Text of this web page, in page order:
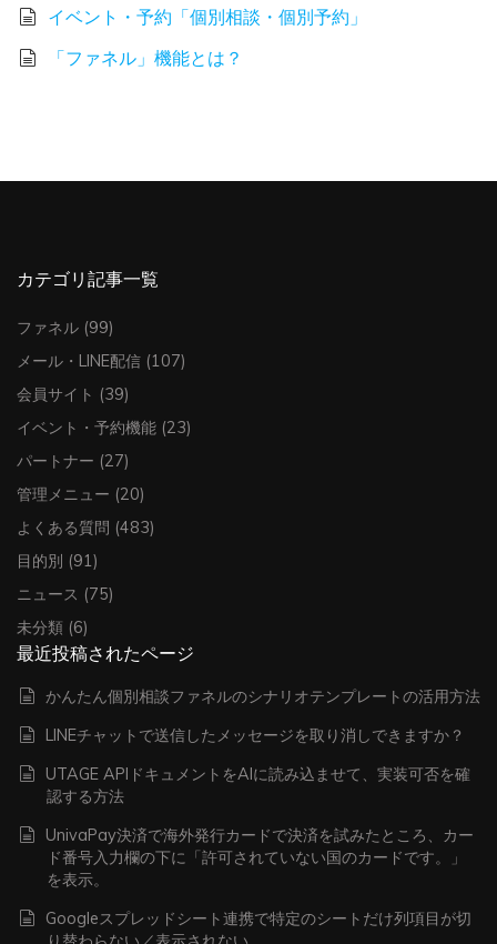
イベント・予約「個別相談・個別予約」
「ファネル」機能とは？
カテゴリ記事一覧
ファネル (99)
メール・LINE配信 (107)
会員サイト (39)
イベント・予約機能 (23)
パートナー (27)
管理メニュー (20)
よくある質問 (483)
目的別 (91)
ニュース (75)
未分類 (6)
最近投稿されたページ
かんたん個別相談ファネルのシナリオテンプレートの活用方法
LINEチャットで送信したメッセージを取り消しできますか？
UTAGE APIドキュメントをAIに読み込ませて、実装可否を確
認する方法
UnivaPay決済で海外発行カードで決済を試みたところ、カー
ド番号入力欄の下に「許可されていない国のカードです。」
を表示。
Googleスプレッドシート連携で特定のシートだけ列項目が切